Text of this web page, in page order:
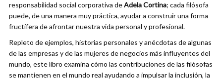
responsabilidad social corporativa deAdela Cortina; cada filósofa
puede, de una manera muy práctica, ayudar a construir una forma
fructífera de afrontar nuestra vida personal y profesional.
Repleto de ejemplos, historias personales y anécdotas de algunas
de las empresas y de las mujeres de negocios más influyentes del
mundo, este libro examina cómo las contribuciones de las filósofas
se mantienen en el mundo real ayudando a impulsar la inclusión, la